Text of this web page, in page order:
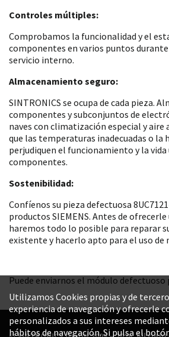
Controles múltiples:
Comprobamos la funcionalidad y el
componentes en varios puntos durante
servicio interno.
Almacenamiento seguro:
SINTRONICS se ocupa de cada pieza.
componentes y subconjuntos de
naves con climatización especial y aire
que las temperaturas inadecuadas o la
perjudiquen el funcionamiento y la vida
componentes.
Sostenibilidad:
Confíenos su pieza defectuosa
productos SIEMENS. Antes de ofrecerle
haremos todo lo posible para reparar
existente y hacerlo apto para el uso de
Puede enviarnos el módulo defectuoso
Utilizamos Cookies propias y de
experiencia de navegación y ofrecerle
personalizados a sus intereses
hábitos de navegación. Si pulsa el